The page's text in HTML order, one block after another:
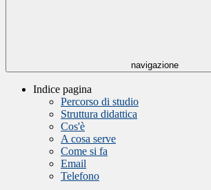
navigazione
Indice pagina
Percorso di studio
Struttura didattica
Cos'è
A cosa serve
Come si fa
Email
Telefono